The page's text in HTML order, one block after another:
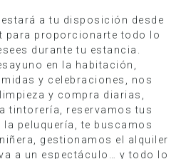
a tu disposición desde
para proporcionarte todo lo
durante tu estancia.
en la habitación,
y celebraciones, nos
y compra diarias,
tintorería, reservamos tus
peluquería, te buscamos
gestionamos el alquiler
a un espectáculo… y todo lo